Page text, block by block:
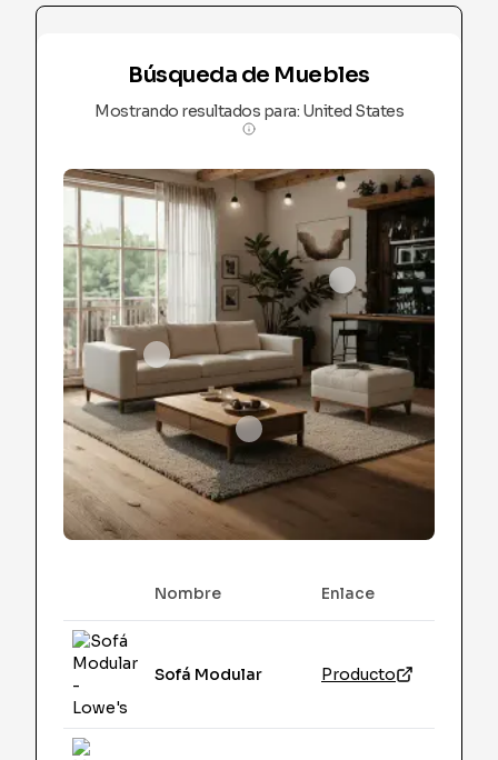
Búsqueda de Muebles
Mostrando resultados para: United States
Nombre Enlace
Sofá Modular Producto